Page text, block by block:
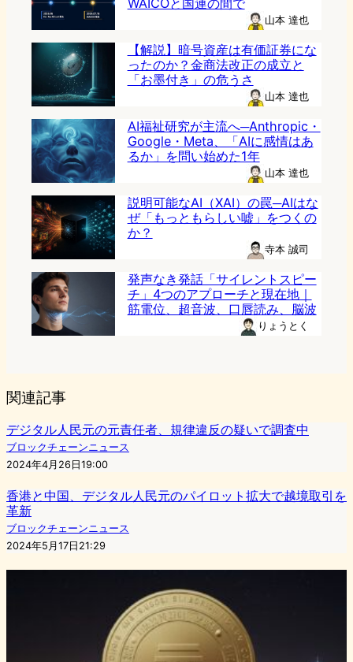
山本 達也
【解説】暗号資産は有価証券にな
ったのか？金商法改正の成立と
「お墨付き」の危うさ
山本 達也
AI福祉研究が主流へ─Anthropic・
Google・Meta、「AIに感情はあ
るか」を問い始めた1年
山本 達也
説明可能なAI（XAI）の罠─AIはな
ぜ「もっともらしい嘘」をつくの
か？
寺本 誠司
発声なき発話「サイレントスピー
チ」4つのアプローチと現在地｜
筋電位、超音波、口唇読み、脳波
りょうとく
関連記事
デジタル人民元の元責任者、規律違反の疑いで調査中
ブロックチェーンニュース
2024年4月26日19:00
香港と中国、デジタル人民元のパイロット拡大で越境取引を
革新
ブロックチェーンニュース
2024年5月17日21:29